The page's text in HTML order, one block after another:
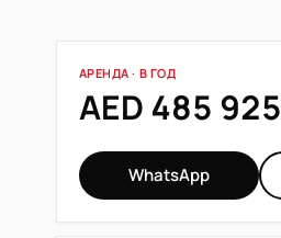
АРЕНДА · В ГОД
AED 485 925
WhatsApp